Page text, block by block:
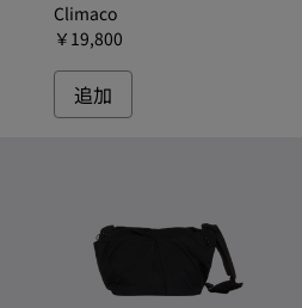
Climaco
￥19,800
追加